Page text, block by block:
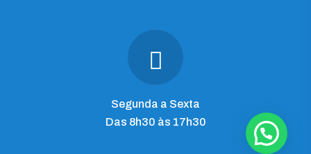
Segunda a Sexta
Das 8h30 às 17h30